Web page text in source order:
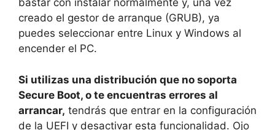
bastar con instalar normalmente y, una vez
creado el gestor de arranque (GRUB), ya
puedes seleccionar entre Linux y Windows al
encender el PC.
Si utilizas una distribución que no soporta
Secure Boot, o te encuentras errores al
arrancar, tendrás que entrar en la configuración
de la UEFI y desactivar esta funcionalidad. Ojo